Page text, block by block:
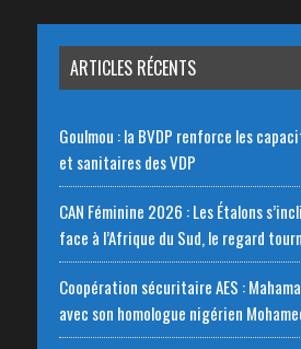
ARTICLES RÉCENTS
Goulmou : la BVDP renforce les
et sanitaires des VDP
CAN Féminine 2026 : Les Étalons
face à l’Afrique du Sud, le regard
Coopération sécuritaire AES :
avec son homologue nigérien